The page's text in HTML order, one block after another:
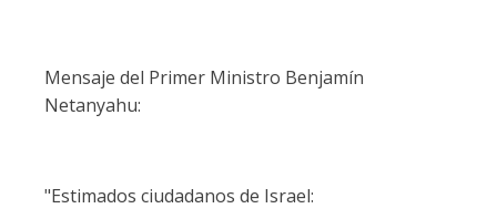
Mensaje del Primer Ministro Benjamín
Netanyahu:
"Estimados ciudadanos de Israel: